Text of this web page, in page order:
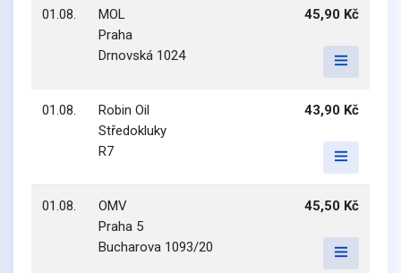
01.08.
MOL
Praha
Drnovská 1024
45,90 Kč
01.08.
Robin Oil
Středokluky
R7
43,90 Kč
01.08.
OMV
Praha 5
Bucharova 1093/20
45,50 Kč